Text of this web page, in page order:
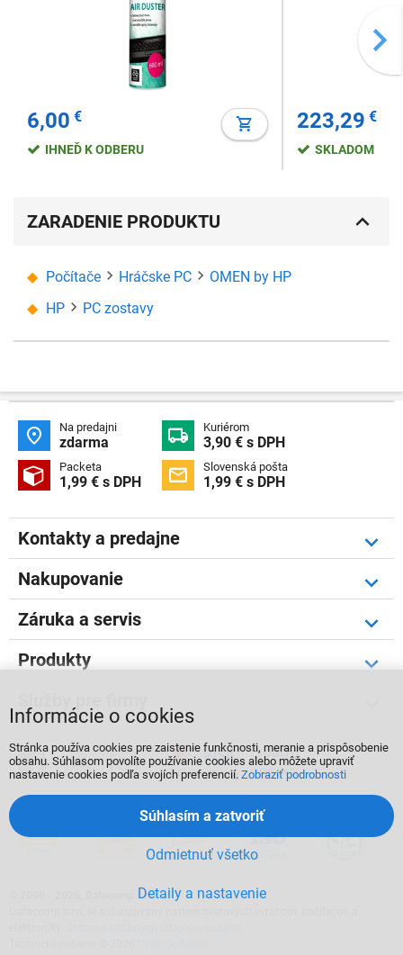
6,00 €
IHNEĎ K ODBERU
223,29 €
SKLADOM
ZARADENIE PRODUKTU
Počítače Hráčske PC
OMEN by HP
HP
PC zostavy
 Na predajni
zdarma  Kuriérom
3,90 € s DPH
 Packeta
1,99 € s DPH  Slovenská pošta
1,99 € s DPH
Kontakty a predajne
Nakupovanie
Záruka a servis
Produkty
  
2000 - 2026, Datacomp s.r.o.
Informácie o cookies
Stránka používa cookies pre zaistenie funkčnosti, meranie a prispôsobenie
obsahu. Súhlasom povolíte používanie cookies alebo môžete upraviť
nastavenie cookies podľa svojích preferencií. Zobraziť podrobnosti
Detaily a nastavenie
Odmietnuť všetko
Súhlasím a zatvoriť